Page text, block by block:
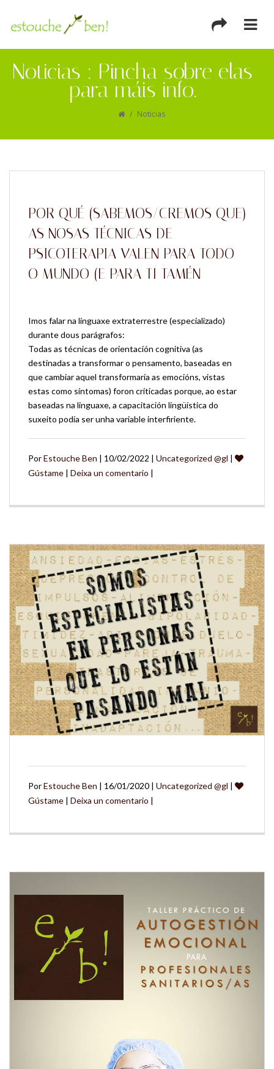
Noticias : Pincha sobre elas
para máis info.
/ Noticias
POR QUÉ (SABEMOS/CREMOS QUE)
AS NOSAS TÉCNICAS DE
PSICOTERAPIA VALEN PARA TODO
O MUNDO (E PARA TI TAMÉN
Imos falar na linguaxe extraterrestre (especializado)
durante dous parágrafos:
Todas as técnicas de orientación cognitiva (as
destinadas a transformar o pensamento, baseadas en
que cambiar aquel transformaría as emocións, vistas
estas como síntomas) foron criticadas porque, ao estar
baseadas na linguaxe, a capacitación lingüística do
suxeito podía ser unha variable interfiriente.
PorEstouche Ben | 10/02/2022 | Uncategorized @gl
Gústame
Deixa un comentario
PorEstouche Ben | 16/01/2020 | Uncategorized @gl
Gústame
Deixa un comentario